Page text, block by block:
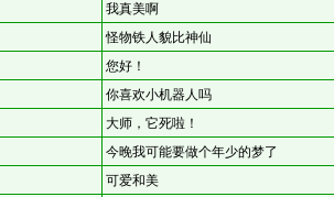
我真美啊
怪物铁人貌比神仙
您好！
你喜欢小机器人吗
大师，它死啦！
今晚我可能要做个年少的梦了
可爱和美